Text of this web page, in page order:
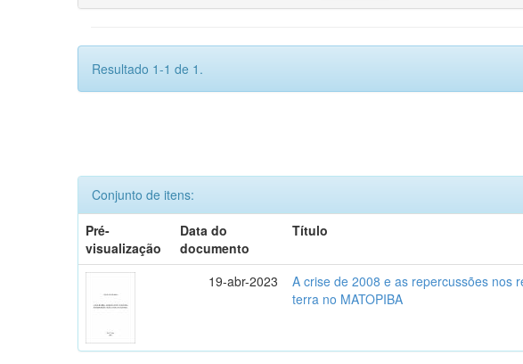
Resultado 1-1 de 1.
Conjunto de itens:
Pré-
visualização
Data do
documento
Título
19-abr-2023
A crise de 2008 e as repercussões nos
terra no MATOPIBA